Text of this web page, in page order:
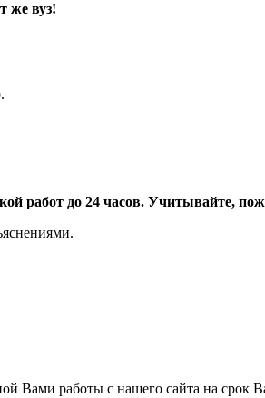
же вуз!
работ до 24 часов. Учитывайте,
Вами работы с нашего сайта на срок